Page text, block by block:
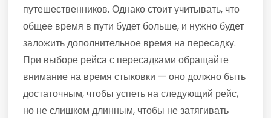
путешественников. Однако стоит учитывать, что
общее время в пути будет больше, и нужно будет
заложить дополнительное время на пересадку.
При выборе рейса с пересадками обращайте
внимание на время стыковки — оно должно быть
достаточным, чтобы успеть на следующий рейс,
но не слишком длинным, чтобы не затягивать